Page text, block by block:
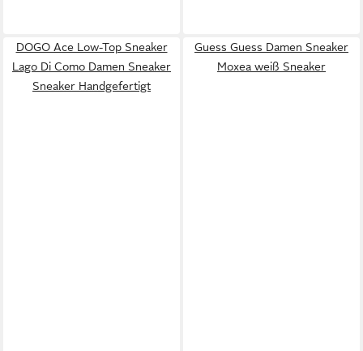
DOGO Ace Low-Top Sneaker
Lago Di Como Damen Sneaker
Sneaker Handgefertigt
Guess Guess Damen Sneaker
Moxea weiß Sneaker